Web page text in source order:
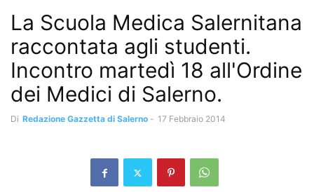
La Scuola Medica Salernitana
raccontata agli studenti.
Incontro martedì 18 all'Ordine
dei Medici di Salerno.
Di Redazione Gazzetta di Salerno - 17 Febbraio 2014